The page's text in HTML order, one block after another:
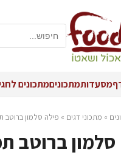
מסעדותמתכוניםמתכונים
» מתכוני דגים » פילה סלמון ברוטב
ברוטב